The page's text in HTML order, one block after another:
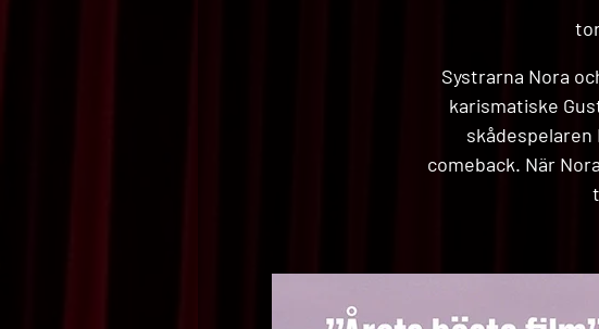
Systrarna Nora
karismatiske
skådespelaren
comeback. När